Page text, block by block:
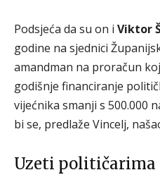
Podsjeća da su on i Viktor
godine na sjednici
amandman na proračun
godišnje financiranje
vijećnika smanji s 500.000
bi se, predlaže Vincelj,
Uzeti političarima